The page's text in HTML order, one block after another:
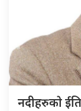
नदीहरुकाे